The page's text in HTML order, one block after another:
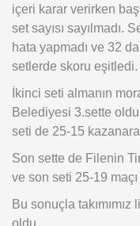
içeri karar verirken baş
set sayısı sayılmadı.
hata yapmadı ve 32
setlerde skoru eşitledi.
İkinci seti almanın
Belediyesi 3.sette
seti de 25-15
Son sette de Filenin
ve son seti 25-19
Bu sonuçla
oldu.